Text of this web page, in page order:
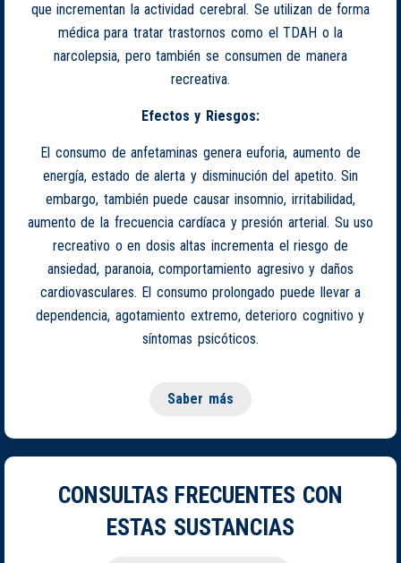
que incrementan la actividad cerebral. Se utilizan de forma
médica para tratar trastornos como el TDAH o la
narcolepsia, pero también se consumen de manera
recreativa.
Efectos y Riesgos:
El consumo de anfetaminas genera euforia, aumento de
energía, estado de alerta y disminución del apetito. Sin
embargo, también puede causar insomnio, irritabilidad,
aumento de la frecuencia cardíaca y presión arterial. Su uso
recreativo o en dosis altas incrementa el riesgo de
ansiedad, paranoia, comportamiento agresivo y daños
cardiovasculares. El consumo prolongado puede llevar a
dependencia, agotamiento extremo, deterioro cognitivo y
síntomas psicóticos.
Saber más
CONSULTAS FRECUENTES CON
ESTAS SUSTANCIAS